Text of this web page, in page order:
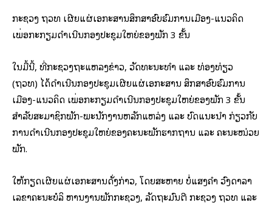
ກະຊວງ ຖວທ ເຜີຍແຜ່ເອກະສານສຶກສາອົບຮົມການເມືອງ-ແນວຄິດ
ເພື່ອກະກຽມດຳເນີນກອງປະຊຸມໃຫຍ່ຂອງພັກ 3 ຂັ້ນ
ໃນມື້ນີ້, ທີ່ກະຊວງຖະແຫລງຂ່າວ, ວັດທະນະທຳ ແລະ ທ່ອງທ່ຽວ
(ຖວທ) ໄດ້ດຳເນີນກອງປະຊຸມເຜີຍແຜ່ເອກະສານ ສຶກສາອົບຮົມການ
ເມືອງ-ແນວຄິດ ເພື່ອກະກຽມດຳເນີນກອງປະຊຸມໃຫຍ່ຂອງພັກ 3 ຂັ້ນ
ສຳລັບສະມາຊິກພັກ-ພະນັກງານຫລັກແຫລ່ງ ແລະ ບົດແນະນຳ ກ່ຽວກັບ
ການດຳເນີນກອງປະຊຸມໃຫຍ່ຂອງຄະນະພັກຮາກຖານ ແລະ ຄະນະໜ່ວຍ
ພັກ.
ໃຫ້ກຽດເຜີຍແຜ່ເອກະສານດັ່ງກ່າວ, ໂດຍສະຫາຍ ບໍ່ແສງຄຳ ວົງດາລາ
ເລຂາຄະນະບໍລິ ຫານງານພັກກະຊວງ, ລັດຖະມົນຕີ ກະຊວງ ຖວທ ແລະ